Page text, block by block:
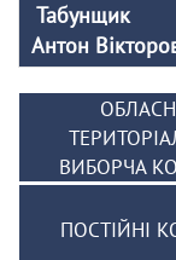
Табунщик
Антон
ВИБОРЧА
ПОСТІЙНІ